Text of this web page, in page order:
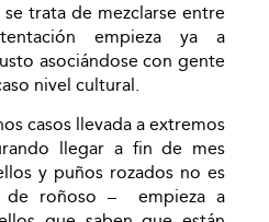
trata de mezclarse entre
empieza ya a
asociándose con gente
nivel cultural.
casos llevada a extremos
llegar a fin de mes
y puños rozados no es
de roñoso – empieza a